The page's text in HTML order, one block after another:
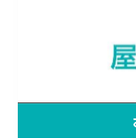
施工の流
外壁塗装の各工
外壁塗装の品質